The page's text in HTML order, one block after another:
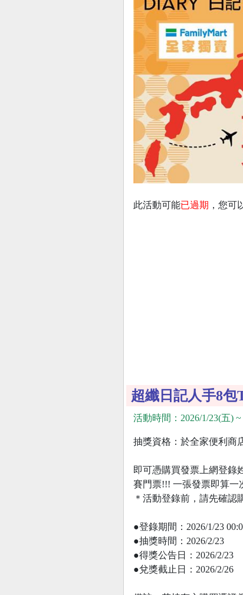
此活動可能已過期 ，您可
超纖日記人手8
活動時間：2026/1/23(五) ~
抽獎資格：於全家便利商
即可憑購買發票上網登錄
賽門票!!! 一張發票即算一
＊活動登錄前，請先確認
●登錄期間：2026/1/23
●抽獎時間：2026/2/23
●得獎公告日：2026/2/23
●兌獎截止日：2026/2/26